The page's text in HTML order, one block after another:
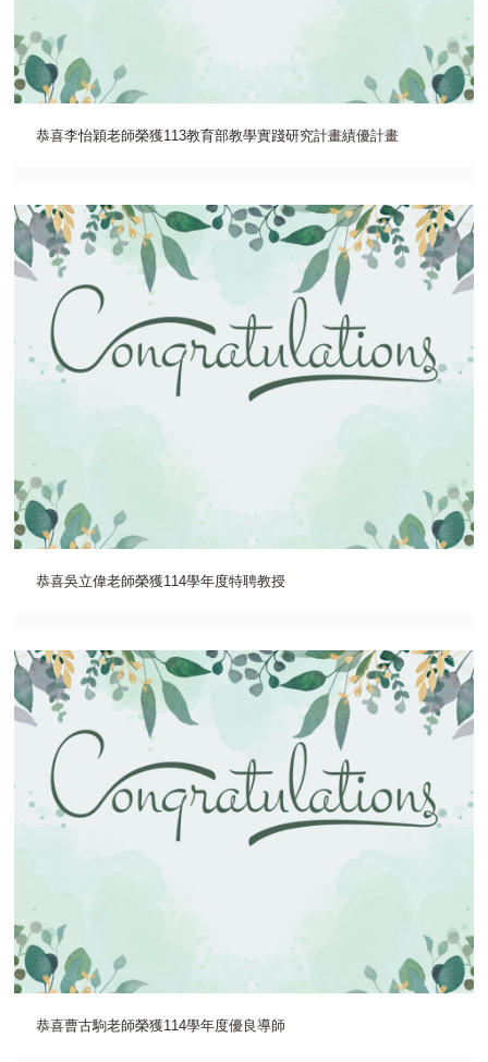
恭喜李怡穎老師榮獲113教育部教學實踐研究計畫績優計畫
恭喜吳立偉老師榮獲114學年度特聘教授
恭喜曹古駒老師榮獲114學年度優良導師